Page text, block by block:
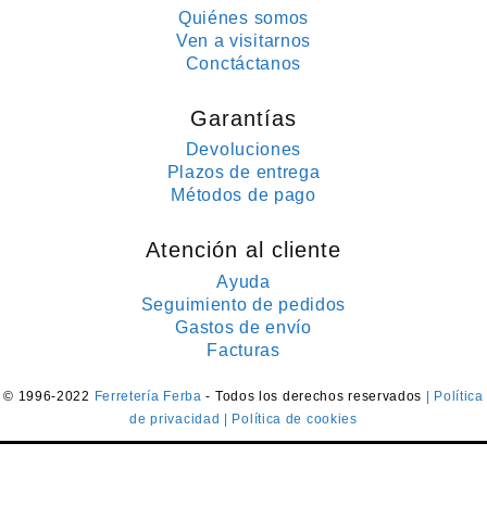
Quiénes somos
Ven a visitarnos
Conctáctanos
Garantías
Devoluciones
Plazos de entrega
Métodos de pago
Atención al cliente
Ayuda
Seguimiento de pedidos
Gastos de envío
Facturas
© 1996-2022 Ferretería Ferba- Todos los derechos reservados
| Política
de privacidad
| Política de cookies